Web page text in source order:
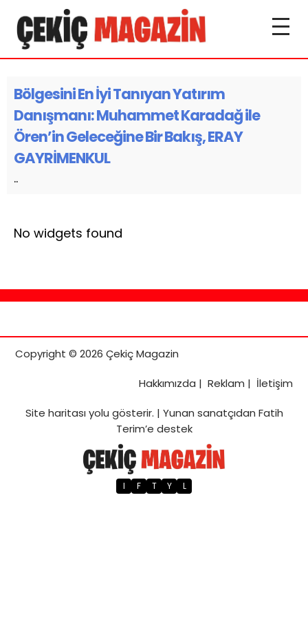
Bölgesini En İyi Tanıyan Yatırım
Danışmanı: Muhammet Karadağ ile
Ören’in Geleceğine Bir Bakış, ERAY
GAYRİMENKUL
..
No widgets found
Copyright © 2026 Çekiç Magazin
Hakkımızda | Reklam | İletişim
Site haritasıyolu gösterir. | Yunan sanatçıdan Fatih
Terim’e destek
I F T Y L